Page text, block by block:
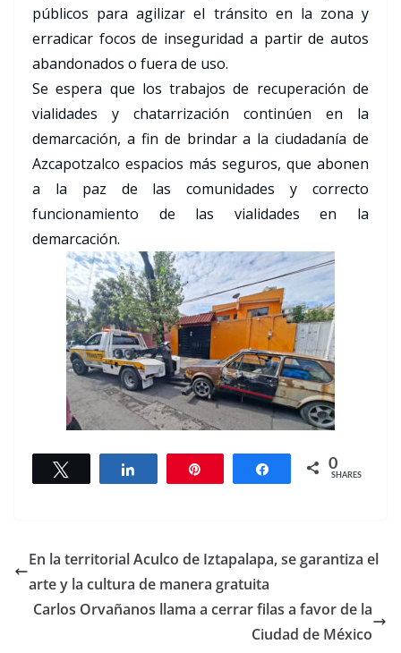
públicos para agilizar el tránsito en la zona y
erradicar focos de inseguridad a partir de autos
abandonados o fuera de uso.
Se espera que los trabajos de recuperación de
vialidades y chatarrización continúen en la
demarcación, a fin de brindar a la ciudadanía de
Azcapotzalco espacios más seguros, que abonen
a la paz de las comunidades y correcto
funcionamiento de las vialidades en la
demarcación.
Share 0
SHARES
En la territorial Aculco de Iztapalapa, se garantiza el
arte y la cultura de manera gratuita
Carlos Orvañanos llama a cerrar filas a favor de la
Ciudad de México